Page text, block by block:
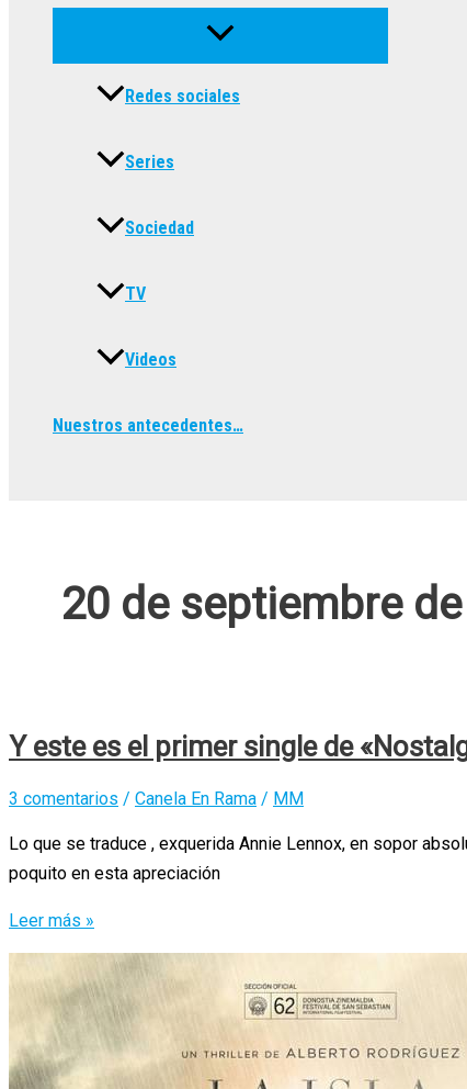
Redes sociales
Series
Sociedad
TV
Videos
Nuestros antecedentes…
20 de septiembre
Y este es el primer single de
3 comentarios / Canela En Rama / MM
Lo que se traduce , exquerida Annie Lennox, en sopor
poquito en esta apreciación
Y
este
primer
single
Leer más »